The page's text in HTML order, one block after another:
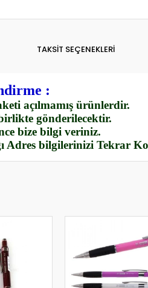
TAKSİT SEÇENEKLERİ
:
açılmamış ürünlerdir.
gönderilecektir.
bize bilgi veriniz.
Adres bilgilerinizi Tekrar